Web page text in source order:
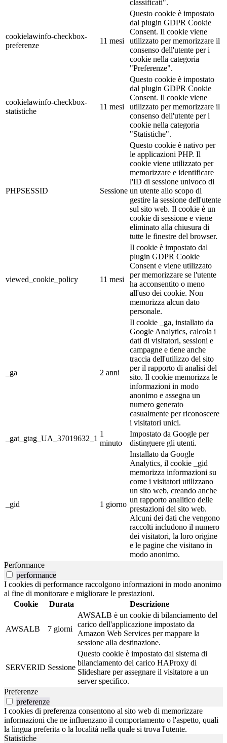
classificati".
cookielawinfo-checkbox-
preferenze
11 mesi
Questo cookie è impostato
dal plugin GDPR Cookie
Consent. Il cookie viene
utilizzato per memorizzare il
consenso dell'utente per i
cookie nella categoria
"Preferenze".
cookielawinfo-checkbox-
statistiche
11 mesi
Questo cookie è impostato
dal plugin GDPR Cookie
Consent. Il cookie viene
utilizzato per memorizzare il
consenso dell'utente per i
cookie nella categoria
"Statistiche".
PHPSESSID Sessione
Questo cookie è nativo per
le applicazioni PHP. Il
cookie viene utilizzato per
memorizzare e identificare
l'ID di sessione univoco di
un utente allo scopo di
gestire la sessione dell'utente
sul sito web. Il cookie è un
cookie di sessione e viene
eliminato alla chiusura di
tutte le finestre del browser.
viewed_cookie_policy 11 mesi
Il cookie è impostato dal
plugin GDPR Cookie
Consent e viene utilizzato
per memorizzare se l'utente
ha acconsentito o meno
all'uso dei cookie. Non
memorizza alcun dato
personale.
_ga 2 anni
Il cookie _ga, installato da
Google Analytics, calcola i
dati di visitatori, sessioni e
campagne e tiene anche
traccia dell'utilizzo del sito
per il rapporto di analisi del
sito. Il cookie memorizza le
informazioni in modo
anonimo e assegna un
numero generato
casualmente per riconoscere
i visitatori unici.
_gat_gtag_UA_37019632_1
1
minuto
Impostato da Google per
distinguere gli utenti.
_gid 1 giorno
Installato da Google
Analytics, il cookie _gid
memorizza informazioni su
come i visitatori utilizzano
un sito web, creando anche
un rapporto analitico delle
prestazioni del sito web.
Alcuni dei dati che vengono
raccolti includono il numero
dei visitatori, la loro origine
e le pagine che visitano in
modo anonimo.
Performance
performance
I cookies di performance raccolgono informazioni in modo anonimo
al fine di monitorare e migliorare le prestazioni.
Cookie
Durata Descrizione
AWSALB 7 giorni
AWSALB è un cookie di bilanciamento del
carico dell'applicazione impostato da
Amazon Web Services per mappare la
sessione alla destinazione.
SERVERID Sessione
Questo cookie è impostato dal sistema di
bilanciamento del carico HAProxy di
Slideshare per assegnare il visitatore a un
server specifico.
Preferenze
preferenze
I cookies di preferenza consentono al sito web di memorizzare
informazioni che ne influenzano il comportamento o l'aspetto, quali
la lingua preferita o la località nella quale si trova l'utente.
Statistiche